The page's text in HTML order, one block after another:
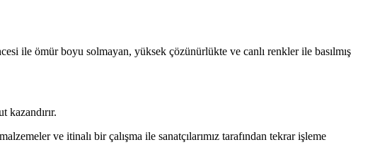
ile ömür boyu solmayan, yüksek çözünürlükte ve canlı renkler ile basılmış
kazandırır.
ve itinalı bir çalışma ile sanatçılarımız tarafından tekrar işleme